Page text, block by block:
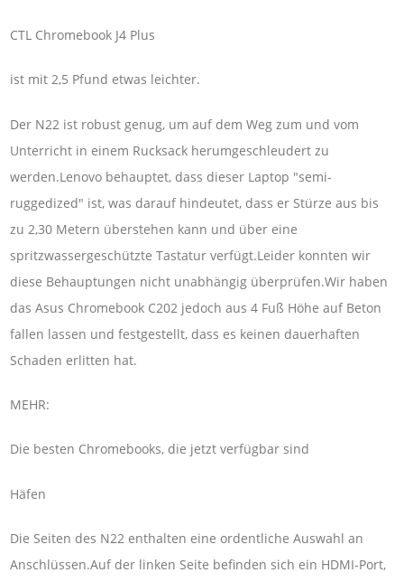
CTL Chromebook J4 Plus
ist mit 2,5 Pfund etwas leichter.
Der N22 ist robust genug, um auf dem Weg zum und vom
Unterricht in einem Rucksack herumgeschleudert zu
werden.Lenovo behauptet, dass dieser Laptop "semi-
ruggedized" ist, was darauf hindeutet, dass er Stürze aus bis
zu 2,30 Metern überstehen kann und über eine
spritzwassergeschützte Tastatur verfügt.Leider konnten wir
diese Behauptungen nicht unabhängig überprüfen.Wir haben
das Asus Chromebook C202 jedoch aus 4 Fuß Höhe auf Beton
fallen lassen und festgestellt, dass es keinen dauerhaften
Schaden erlitten hat.
MEHR:
Die besten Chromebooks, die jetzt verfügbar sind
Häfen
Die Seiten des N22 enthalten eine ordentliche Auswahl an
Anschlüssen.Auf der linken Seite befinden sich ein HDMI-Port,